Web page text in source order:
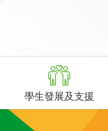
學生發展及支援